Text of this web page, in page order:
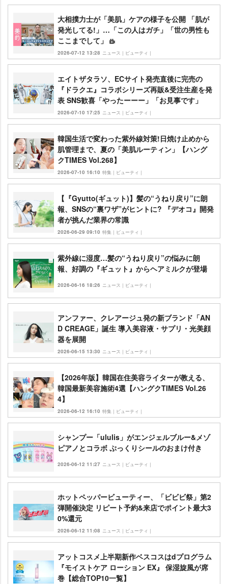
大相撲力士が「美肌」ケアの様子を公開 「肌が
発光してる!」…「この人はガチ」「世の男性も
ここまでして」
2026-07-12 13:28 ニュース｜ビューティ｜
エイトザタラソ、ECサイト発売直後に完売の
『ドラクエ』コラボシリーズ再販&受注生産を発
表 SNS歓喜「やったーーー」「お見事です」
2026-07-10 17:25 ニュース｜ビューティ｜
韓国生活で変わった紫外線対策!日焼け止めから
肌管理まで、夏の「美肌ルーティン」【ハング
クTIMES Vol.268】
2026-07-10 16:10 特集｜ビューティ｜
【『Gyutto(ギュット)】髪の“うねり戻り”に朗
報、SNSの“裏ワザ”がヒントに? 『デオコ』開発
者が挑んだ業界の常識
2026-06-29 09:10 特集｜ビューティ｜
紫外線に湿度…髪の“うねり戻り”の悩みに朗
報、好調の『ギュット』からヘアミルクが登場
2026-06-16 18:26 ニュース｜ビューティ｜
アンファー、クレアージュ発の新ブランド「AN
D CREAGE」誕生 導入美容液・サプリ・光美顔
器を展開
2026-06-15 13:30 ニュース｜ビューティ｜
【2026年版】韓国在住美容ライターが教える、
韓国最新美容施術4選【ハングクTIMES Vol.26
4】
2026-06-12 16:10 特集｜ビューティ｜
シャンプー「ululis」がエンジェルブルー&メゾ
ピアノとコラボ ぷっくりシールのおまけ付き
2026-06-12 11:27 ニュース｜ビューティ｜
ホットペッパービューティー、「ビビビ祭」第2
弾開催決定 リピート予約&来店でポイント最大3
0%還元
2026-06-12 11:08 ニュース｜ビューティ｜
アットコスメ上半期新作ベスコスはdプログラム
『モイストケア ローション EX』 保湿旋風が席
巻【総合TOP10一覧】